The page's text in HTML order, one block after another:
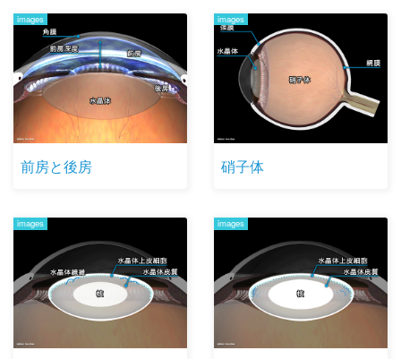
images
前房と後房
images
硝子体
images images